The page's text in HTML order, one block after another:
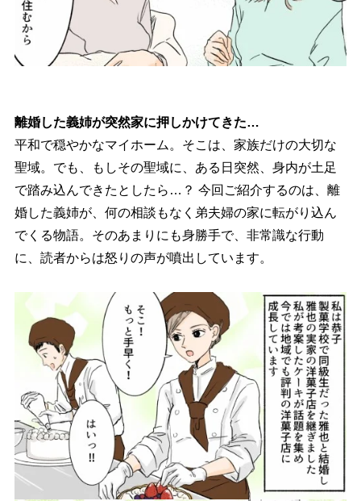
離婚した義姉が突然家に押しかけてきた…
平和で穏やかなマイホーム。そこは、家族だけの大切な
聖域。でも、もしその聖域に、ある日突然、身内が土足
で踏み込んできたとしたら…？ 今回ご紹介するのは、離
婚した義姉が、何の相談もなく弟夫婦の家に転がり込ん
でくる物語。そのあまりにも身勝手で、非常識な行動
に、読者からは怒りの声が噴出しています。